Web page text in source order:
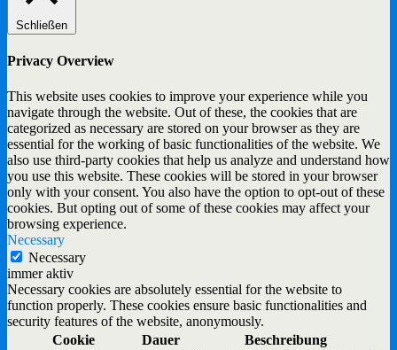
Schließen
Privacy Overview
This website uses cookies to improve your experience while you
navigate through the website. Out of these, the cookies that are
categorized as necessary are stored on your browser as they are
essential for the working of basic functionalities of the website. We
also use third-party cookies that help us analyze and understand how
you use this website. These cookies will be stored in your browser
only with your consent. You also have the option to opt-out of these
cookies. But opting out of some of these cookies may affect your
browsing experience.
Necessary
Necessary
immer aktiv
Necessary cookies are absolutely essential for the website to
function properly. These cookies ensure basic functionalities and
security features of the website, anonymously.
Cookie
Dauer Beschreibung